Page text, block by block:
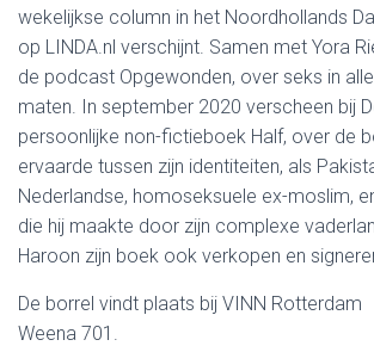
wekelijkse column in het Noordhollands
op LINDA.nl verschijnt. Samen met Yora
de podcast Opgewonden, over seks in
maten. In september 2020 verscheen bij
persoonlijke non-fictieboek Half, over de
ervaarde tussen zijn identiteiten, als
Nederlandse, homoseksuele ex-moslim,
die hij maakte door zijn complexe
Haroon zijn boek ook verkopen en
De borrel vindt plaats bij VINN Rotterdam
Weena 701.